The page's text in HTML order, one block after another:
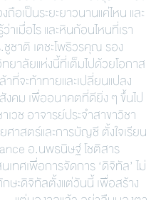
อเป็นระยะยาวนานแค่ไหน และ
มื่อไร และหินก้อนไหนที่เรา
ชาติ เตชะโพธิวรคุณ รอง
าลัยแห่งนี้ที่เต็มไปด้วยโอกาส
ที่จะท้าทายและเปลี่ยนแปลง
คม เพื่ออนาคตที่ดียิ่ง ๆ ขึ้นไป
วช อาจารย์ประจำสาขาวิชา
สตร์และการบัญชี ตั้งใจเรียน
อ.นพธนิษฐ์ โชติสาร
เทศเพื่อการจัดการ ‘ดิจิทัล’ ไม่
ษะดิจิทัลตั้งแต่วันนี้ เพื่อสร้าง